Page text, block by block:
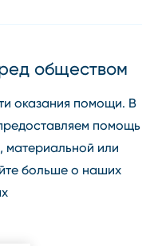
обществом
оказания помощи. В
помощь
материальной или
больше о наших